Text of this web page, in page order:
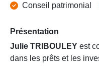
Conseil patrimonial
Présentation
Julie TRIBOULEY est
dans les prêts et les